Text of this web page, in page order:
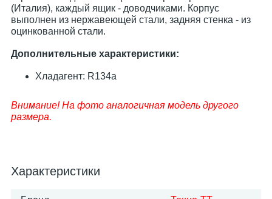
(Италия), каждый ящик - доводчиками. Корпус
выполнен из нержавеющей стали, задняя стенка - из
оцинкованной стали.
Дополнительные характеристики:
Хладагент: R134a
Внимание! На фото аналогичная модель другого
размера.
Характеристики